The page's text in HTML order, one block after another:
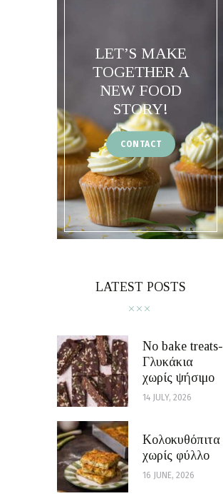
LET’S MAKE
TOGETHER A
NEW FOOD
STORY!
CONTACT
LATEST POSTS
No bake treats-
Γλυκάκια
χωρίς ψήσιμο
14 JULY, 2026
Κολοκυθόπιτα
χωρίς φύλλο
16 JUNE, 2026